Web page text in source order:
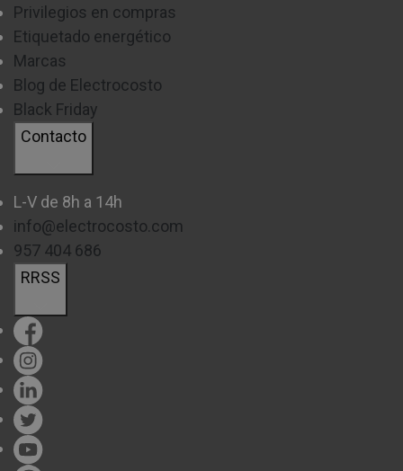
Privilegios en compras
Etiquetado energético
Marcas
Blog de Electrocosto
Black Friday
Contacto
L-V de 8h a 14h
info@electrocosto.com
957 404 686
RRSS